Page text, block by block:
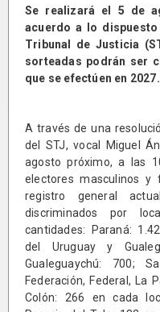
Se realizará el 5 de
acuerdo a lo
Tribunal de Justicia
sorteadas podrán ser
que se efectúen en 2027.
A través de una
del STJ, vocal Miguel
agosto próximo, a las
electores masculinos y
registro general
discriminados por
cantidades: Paraná:
del Uruguay y
Gualeguaychú: 700;
Federación, Federal, La
Colón: 266 en cada